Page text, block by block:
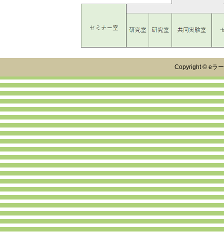
2025.08.08 Mediasite クラウドサービスメンテナンスのお知らせ
下記の日程で、システムのメンテナンスを実施いたします。
【実施日】2025年8月23日(土) 10:00 〜 12:00
上記作業時間内において、サービスの停止は発生致しません。
2025.06.10 徳島大学Moodleメンテナンスのお知らせ
下記の日程で、徳島大学Moodleのメンテナンスを実施いたします。
【実施日】2025年6月21日（土）9:00 ～ 15:00
一部作業の実施時にはサイトにアクセスできなくなります。
ご迷惑をおかけいたしますが、ご理解とご協力のほど、どうぞよろし
■ 2025.04.16【SINET6メンテナンスによるネットワーク停止について
下記の期間、学内認証を利用するシステム（manaba・moodleなど）
す。
2025年5月26日（月） 午前00時00分～午前 2時00分
※上記の時間のうち、15分程度の停止が２回発生
Copyright © eラ